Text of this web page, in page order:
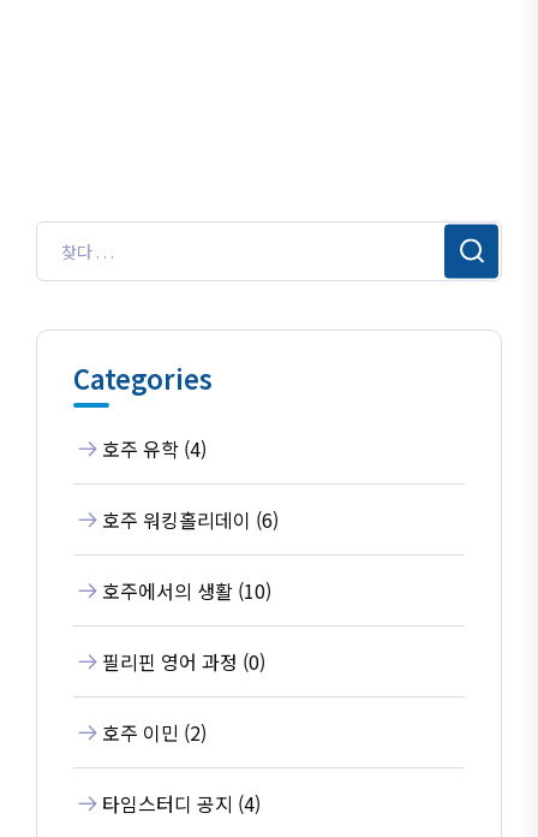
Categories
호주 유학 (4)
호주 워킹홀리데이 (6)
호주에서의 생활 (10)
필리핀 영어 과정 (0)
호주 이민 (2)
타임스터디 공지 (4)